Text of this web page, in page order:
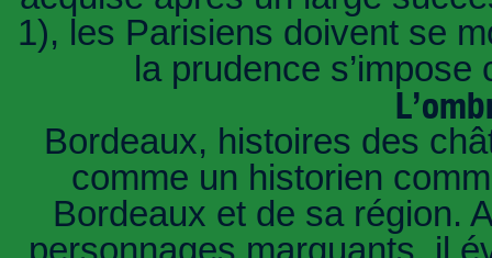
1), les Parisiens doivent se
la prudence
Bordeaux, histoires des
comme un historien
Bordeaux et de sa région.